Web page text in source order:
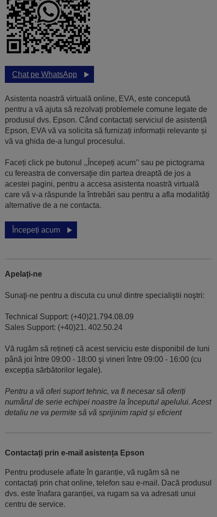
Chat pe WhatsApp
Asistenta noastră virtuală online, EVA, este concepută
pentru a vă ajuta să rezolvați problemele comune legate de
produsul dvs. Epson. Când contactați serviciul de asistență
Epson, EVA vă va solicita să furnizați informații relevante și
vă va ghida de-a lungul procesului.
Faceți click pe butonul ,,Începeți acum’’ sau pe pictograma
cu fereastra de conversaţie din partea dreaptă de jos a
acestei pagini, pentru a accesa asistenta noastră virtuală
care vă v-a răspunde la întrebări sau pentru a afla modalități
alternative de a ne contacta.
Începeți acum
Apelați-ne
Sunaţi-ne pentru a discuta cu unul dintre specialiştii noştri:
Technical Support: (+40)21.794.08.09
Sales Support: (+40)21. 402.50.24
Vă rugăm să rețineți că acest serviciu este disponibil de luni
până joi între 09:00 - 18:00 şi vineri între 09:00 - 16:00 (cu
excepția sărbătorilor legale).
Pentru a vă oferi suport tehnic, va fi necesar să oferiți
numărul de serie echipei noastre la începutul apelului. Acest
detaliu ne va permite să vă sprijinim rapid și eficient
Contactați prin e-mail asistența Epson
Pentru produsele aflate în garanție, vă rugăm să ne
contactați prin chat online, telefon sau e-mail. Dacă produsul
dvs. este înafara garanției, va rugam sa va adresati unui
centru de service.